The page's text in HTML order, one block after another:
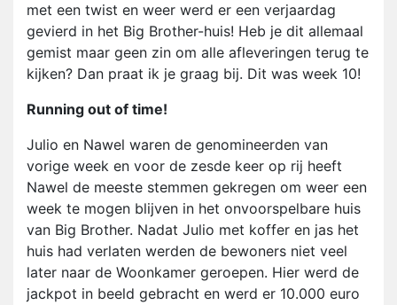
met een twist en weer werd er een verjaardag
gevierd in het Big Brother-huis! Heb je dit allemaal
gemist maar geen zin om alle afleveringen terug te
kijken? Dan praat ik je graag bij. Dit was week 10!
Running out of time!
Julio en Nawel waren de genomineerden van
vorige week en voor de zesde keer op rij heeft
Nawel de meeste stemmen gekregen om weer een
week te mogen blijven in het onvoorspelbare huis
van Big Brother. Nadat Julio met koffer en jas het
huis had verlaten werden de bewoners niet veel
later naar de Woonkamer geroepen. Hier werd de
jackpot in beeld gebracht en werd er 10.000 euro